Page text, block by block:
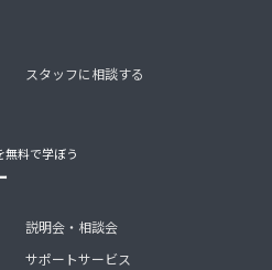
スタッフに相談する
無料で学ぼう
説明会・相談会
サポートサービス